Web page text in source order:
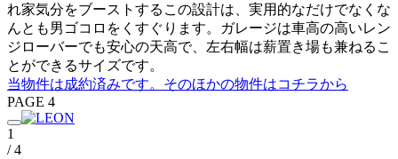
れ家気分をブーストするこの設計は、実用的なだけでなくな
んとも男ゴコロをくすぐります。ガレージは車高の高いレン
ジローバーでも安心の天高で、左右幅は薪置き場も兼ねるこ
とができるサイズです。
当物件は成約済みです。そのほかの物件はコチラから
PAGE 4
1
/ 4